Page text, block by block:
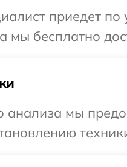
приедет
мы бесплатно
анализа мы